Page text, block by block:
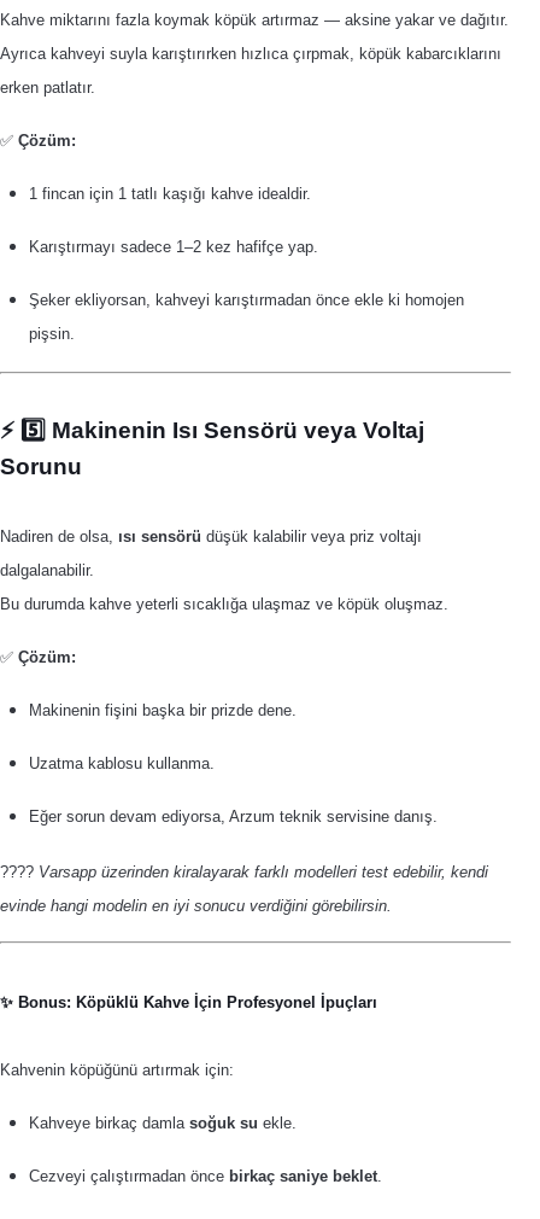
Kahve miktarını fazla koymak köpük artırmaz — aksine yakar ve dağıtır.
Ayrıca kahveyi suyla karıştırırken hızlıca çırpmak, köpük kabarcıklarını
erken patlatır.
✅ Çözüm:
1 fincan için 1 tatlı kaşığı kahve idealdir.
Karıştırmayı sadece 1–2 kez hafifçe yap.
Şeker ekliyorsan, kahveyi karıştırmadan önce ekle ki homojen
pişsin.
⚡️ 5️⃣ Makinenin Isı Sensörü veya Voltaj
Sorunu
Nadiren de olsa, ısı sensörü düşük kalabilir veya priz voltajı
dalgalanabilir.
Bu durumda kahve yeterli sıcaklığa ulaşmaz ve köpük oluşmaz.
✅ Çözüm:
Makinenin fişini başka bir prizde dene.
Uzatma kablosu kullanma.
Eğer sorun devam ediyorsa, Arzum teknik servisine danış.
???? Varsapp üzerinden kiralayarak farklı modelleri test edebilir, kendi
evinde hangi modelin en iyi sonucu verdiğini görebilirsin.
✨ Bonus: Köpüklü Kahve İçin Profesyonel İpuçları
Kahvenin köpüğünü artırmak için:
Kahveye birkaç damla soğuk su ekle.
Cezveyi çalıştırmadan önce birkaç saniye beklet.